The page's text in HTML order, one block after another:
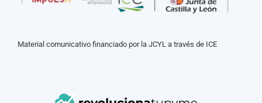
Material comunicativo financiado por la JCYL a través de ICE